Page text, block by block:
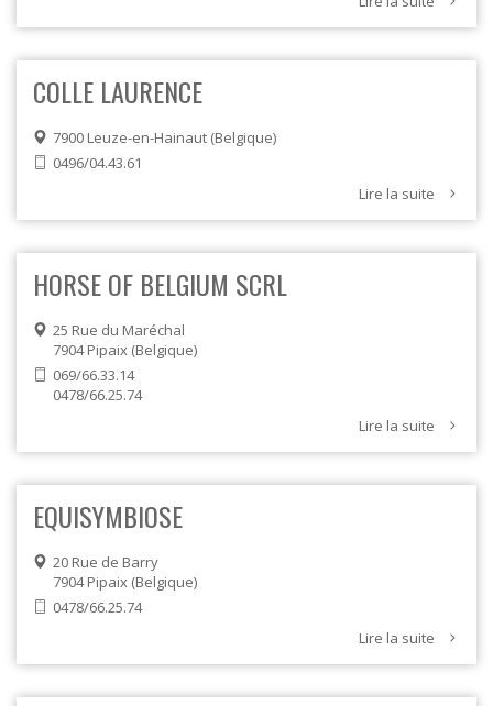
COLLE LAURENCE
7900 Leuze-en-Hainaut Belgique
0496/04.43.61
Lire la suite
HORSE OF BELGIUM SCRL
25 Rue du Maréchal
7904 Pipaix Belgique
069/66.33.14
0478/66.25.74
Lire la suite
EQUISYMBIOSE
20 Rue de Barry
7904 Pipaix Belgique
0478/66.25.74
Lire la suite